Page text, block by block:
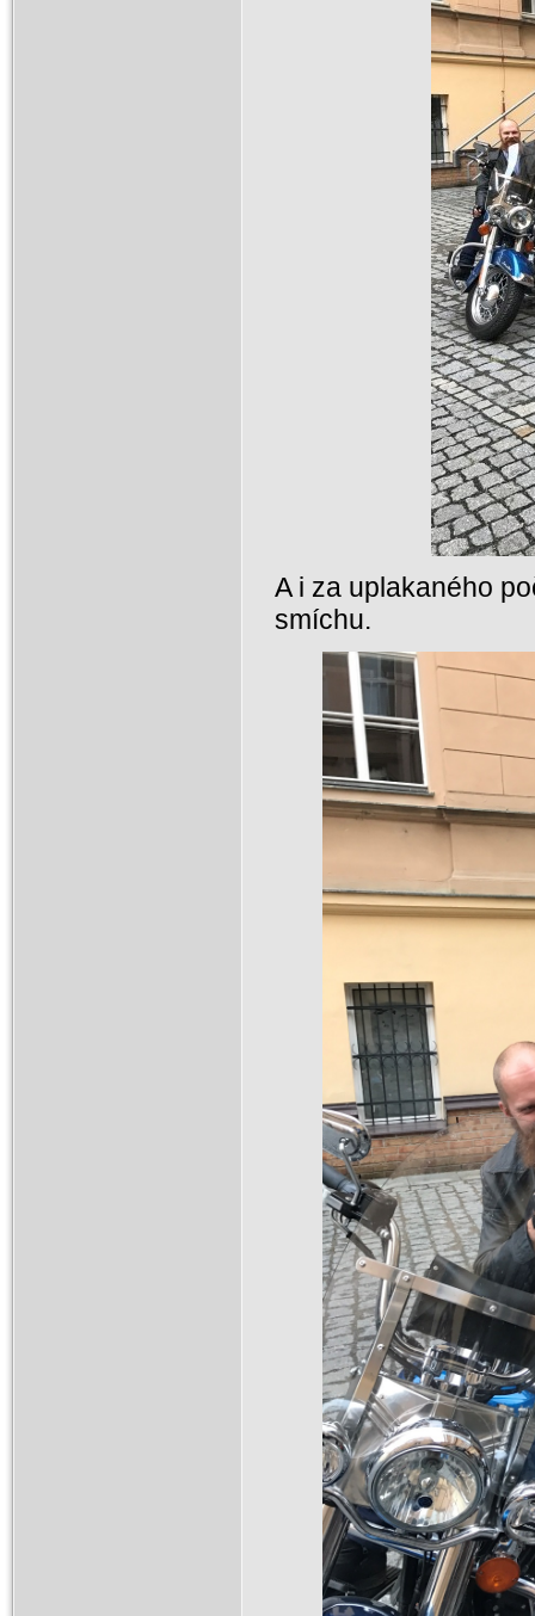
A i za uplakaného
smíchu.